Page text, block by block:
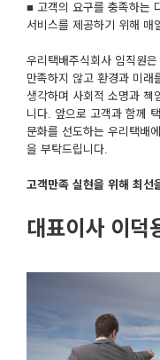
■ 고객의 요구를 충족하는
서비스를 제공하기 위해 매
우리택배주식회사 임직원
만족하지 않고 환경과 미래
생각하며 사회적 소명과 첵
니다. 앞으로 고객과 함께
문화를 선도하는 우리택배
을 부탁드립니다.
고객만족 실현을 위해 최선
대표이사 이덕